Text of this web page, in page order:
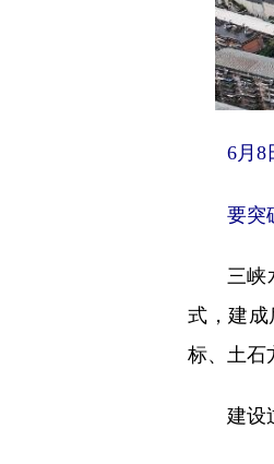
6月8
要突
三峡水
式，建成
标、土石
建设过